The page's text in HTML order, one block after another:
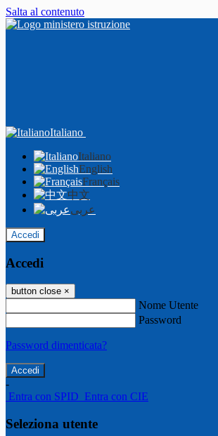
Salta al contenuto
Italiano
Italiano
English
Français
中文
عربى
Accedi
Accedi
button close ×
Nome Utente
Password
Password dimenticata?
-
Entra con SPID Entra con CIE
Seleziona utente